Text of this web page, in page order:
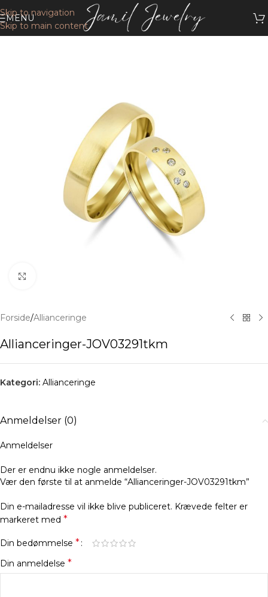
Skip to navigation
Skip to main content
MENU
Forside/Allianceringe
Allianceringer-JOV03291tkm
Kategori: Allianceringe
Anmeldelser (0)
Anmeldelser
Der er endnu ikke nogle anmeldelser.
Vær den første til at anmelde “Allianceringer-JOV03291tkm”
Din e-mailadresse vil ikke blive publiceret. Krævede felter er
markeret med *
Din bedømmelse *
Din anmeldelse *